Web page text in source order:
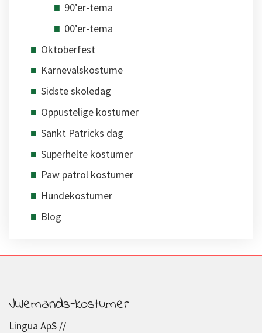
90’er-tema
00’er-tema
Oktoberfest
Karnevalskostume
Sidste skoledag
Oppustelige kostumer
Sankt Patricks dag
Superhelte kostumer
Paw patrol kostumer
Hundekostumer
Blog
Julemands-kostumer
Lingua ApS //